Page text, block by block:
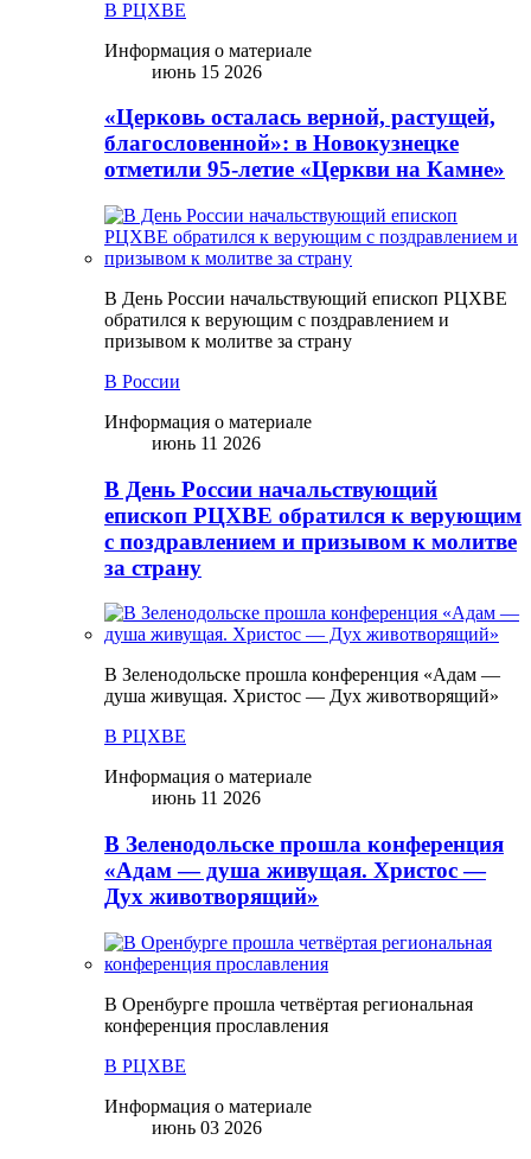
В РЦХВЕ
Информация о материале
июнь 15 2026
«Церковь осталась верной, растущей,
благословенной»: в Новокузнецке
отметили 95-летие «Церкви на Камне»
В День России начальствующий епископ РЦХВЕ
обратился к верующим с поздравлением и
призывом к молитве за страну
В России
Информация о материале
июнь 11 2026
В День России начальствующий
епископ РЦХВЕ обратился к верующим
с поздравлением и призывом к молитве
за страну
В Зеленодольске прошла конференция «Адам —
душа живущая. Христос — Дух животворящий»
В РЦХВЕ
Информация о материале
июнь 11 2026
В Зеленодольске прошла конференция
«Адам — душа живущая. Христос —
Дух животворящий»
В Оренбурге прошла четвёртая региональная
конференция прославления
В РЦХВЕ
Информация о материале
июнь 03 2026